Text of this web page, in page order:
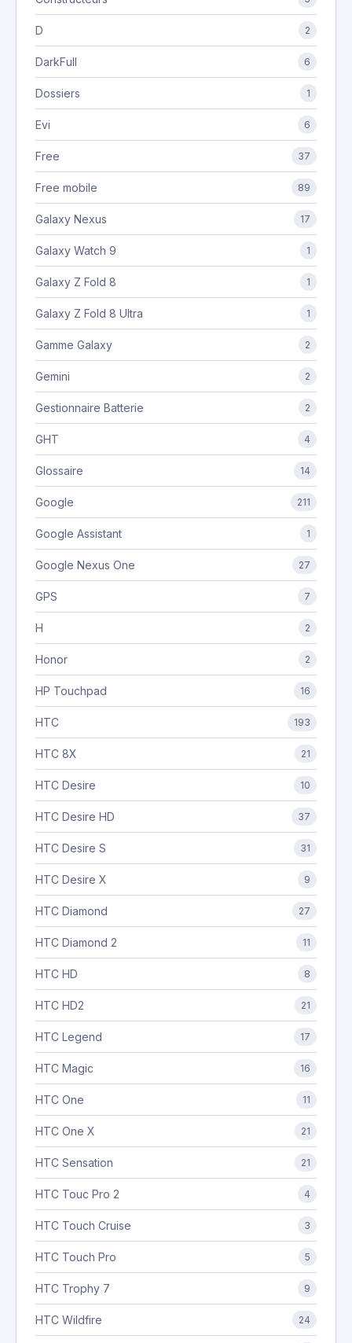
D 2
DarkFull 6
Dossiers 1
Evi 6
Free 37
Free mobile 89
Galaxy Nexus 17
Galaxy Watch 9 1
Galaxy Z Fold 8 1
Galaxy Z Fold 8 Ultra 1
Gamme Galaxy 2
Gemini 2
Gestionnaire Batterie 2
GHT 4
Glossaire 14
Google 211
Google Assistant 1
Google Nexus One 27
GPS 7
H 2
Honor 2
HP Touchpad 16
HTC 193
HTC 8X 21
HTC Desire 10
HTC Desire HD 37
HTC Desire S 31
HTC Desire X 9
HTC Diamond 27
HTC Diamond 2 11
HTC HD 8
HTC HD2 21
HTC Legend 17
HTC Magic 16
HTC One 11
HTC One X 21
HTC Sensation 21
HTC Touc Pro 2 4
HTC Touch Cruise 3
HTC Touch Pro 5
HTC Trophy 7 9
HTC Wildfire 24